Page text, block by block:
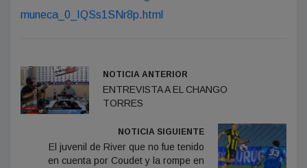
muneca_0_IQSs1SNr8p.html
NOTICIA ANTERIOR
ENTREVISTA A EL CHANGO
TORRES
NOTICIA SIGUIENTE
El juvenil de River que no fue tenido
en cuenta por Coudet y la rompe en